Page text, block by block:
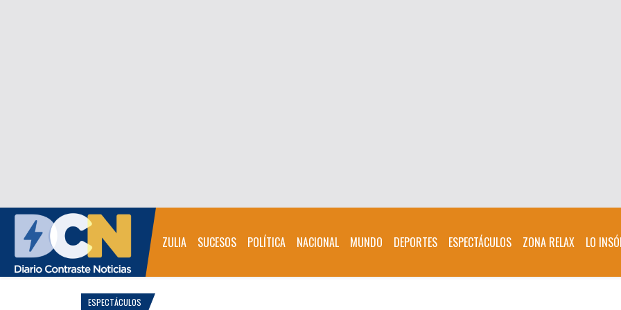
ZULIA SUCESOS POLÍTICA NACIONAL MUNDO DEPORTES ESPECTÁCULOS ZONA RELAX LO
ESPECTÁCULOS